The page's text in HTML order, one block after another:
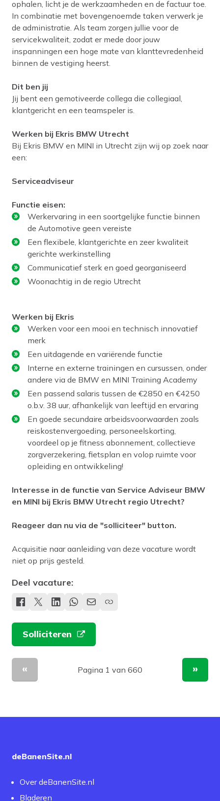
ophalen, licht je de werkzaamheden en de factuur toe.
In combinatie met bovengenoemde taken verwerk je
de administratie. Als team zorgen jullie voor de
servicekwaliteit, zodat er mede door jouw
inspanningen een hoge mate van klanttevredenheid
binnen de vestiging heerst.
Dit ben jij
Jij bent een gemotiveerde collega die collegiaal,
klantgericht en een teamspeler is.
Werken bij Ekris BMW Utrecht
Bij Ekris BMW en MINI in Utrecht zijn wij op zoek naar
een:
Serviceadviseur
Functie eisen:
Werkervaring in een soortgelijke functie binnen
de Automotive geen vereiste
Een flexibele, klantgerichte en zeer kwaliteit
gerichte werkinstelling
Communicatief sterk en goed georganiseerd
Woonachtig in de regio Utrecht
Werken bij Ekris
Werken voor een mooi en technisch innovatief
merk
Een uitdagende en variërende functie
Interne en externe trainingen en cursussen, onder
andere via de BMW en MINI Training Academy
Een passend salaris tussen de €2850 en €4250
o.b.v. 38 uur, afhankelijk van leeftijd en ervaring
En goede secundaire arbeidsvoorwaarden zoals
reiskostenvergoeding, personeelskorting,
voordeel op je fitness abonnement, collectieve
zorgverzekering, fietsplan en volop ruimte voor
opleiding en ontwikkeling!
Interesse in de functie van Service Adviseur BMW
en MINI bij Ekris BMW Utrecht regio Utrecht?
Reageer dan nu via de "solliciteer" button.
Acquisitie naar aanleiding van deze vacature wordt
niet op prijs gesteld.
Deel vacature:
Solliciteren
Vorige pagina
Pagina 1 van 660
deBanenSite.nl
Over deBanenSite.nl
Bladeren